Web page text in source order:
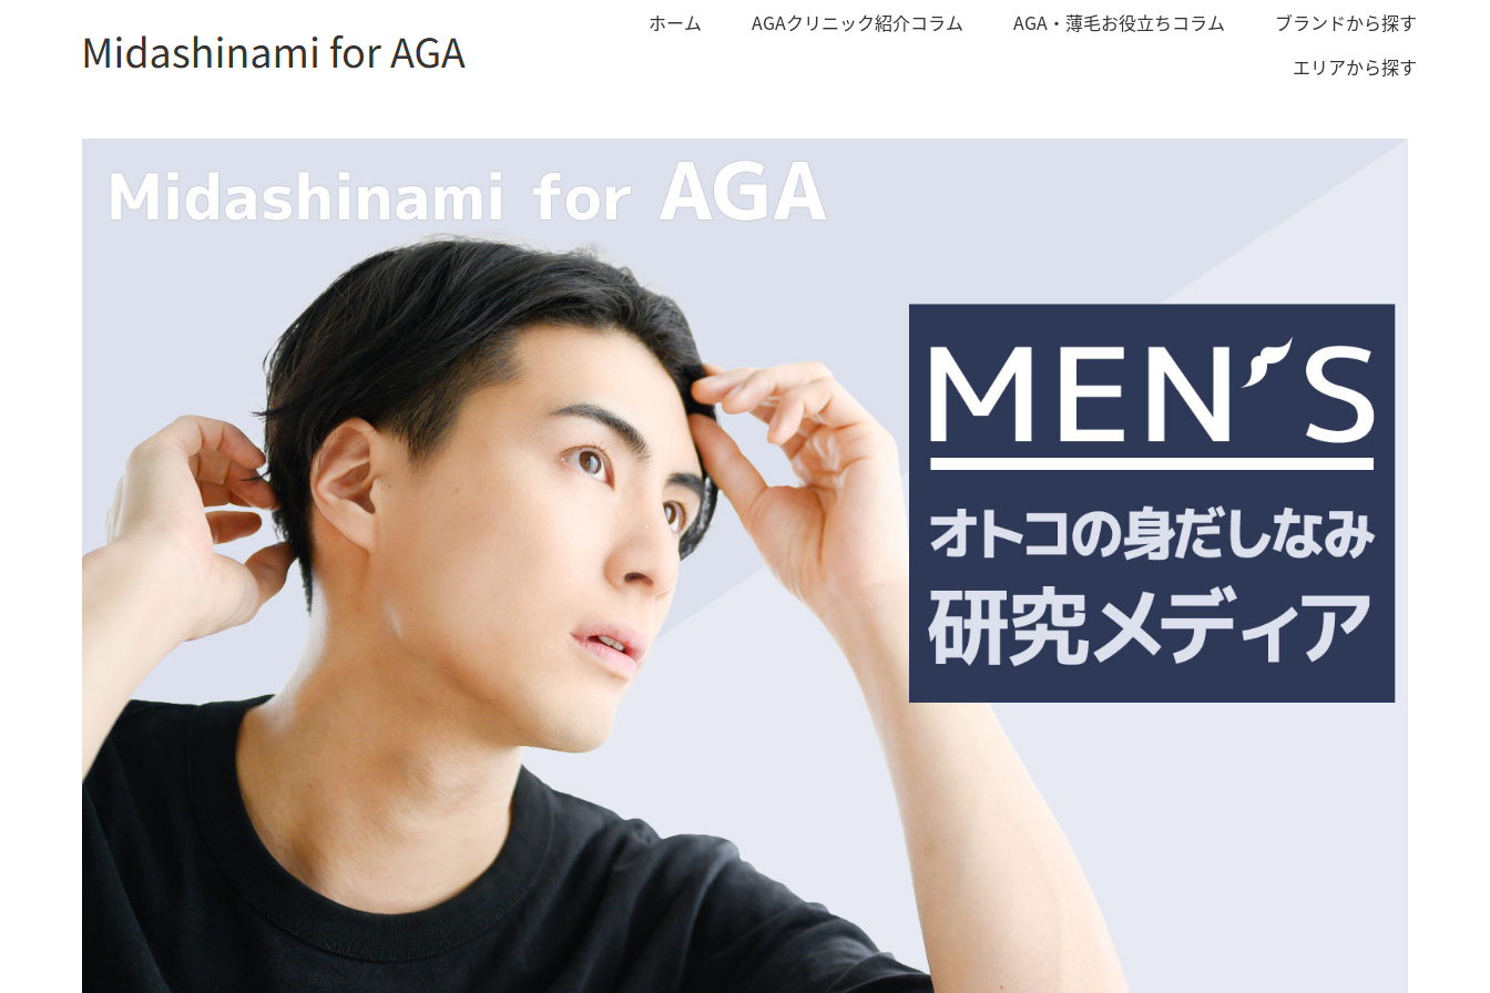
ホーム AGAクリニック紹介コラム AGA・薄毛お役立ちコラム
ブランドから探す
エリアから探す